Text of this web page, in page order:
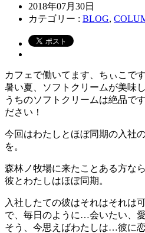
2018年07月30日
カテゴリー : BLOG,
カフェで働いてます、ちぃこです
暑い夏、ソフトクリームが美味し
うちのソフトクリームは絶品で
ださい！
今回はわたしとほぼ同期の入社
を。
森林ノ牧場に来たことある方な
彼とわたしはほぼ同期。
入社したての彼はそれはそれは
で、毎日のように…会いたい、
そう、今思えばわたしは…彼に